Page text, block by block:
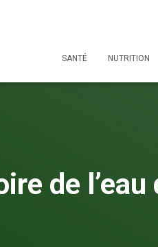
SANTÉ NUTRITION
de